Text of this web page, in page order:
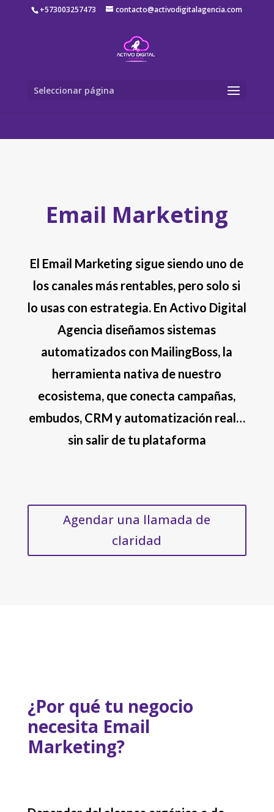
var handler = ePayco.checkout.configure({ key:
+573003257473 contacto@activodigitalagencia.com
Seleccionar página
Email Marketing
El Email Marketing sigue siendo uno de
los canales más rentables, pero solo si
lo usas con estrategia. En Activo Digital
Agencia diseñamos sistemas
automatizados con MailingBoss, la
herramienta nativa de nuestro
ecosistema, que conecta campañas,
embudos, CRM y automatización real…
sin salir de tu plataforma
Agendar una llamada de
claridad
¿Por qué tu negocio
necesita Email
Marketing?